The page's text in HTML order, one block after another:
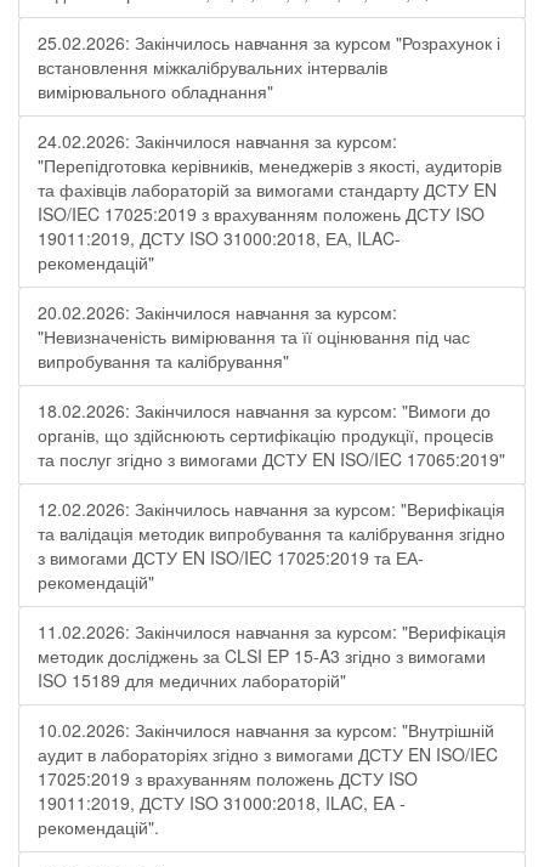
25.02.2026: Закінчилось навчання за курсом "Розрахунок і
встановлення міжкалібрувальних інтервалів
вимірювального обладнання"
24.02.2026: Закінчилося навчання за курсом:
"Перепідготовка керівників, менеджерів з якості, аудиторів
та фахівців лабораторій за вимогами стандарту ДСТУ EN
ISO/IEC 17025:2019 з врахуванням положень ДСТУ ISO
19011:2019, ДСТУ ISO 31000:2018, ЕА, ILAC-
рекомендацій"
20.02.2026: Закінчилося навчання за курсом:
"Невизначеність вимірювання та її оцінювання під час
випробування та калібрування"
18.02.2026: Закінчилося навчання за курсом: "Вимоги до
органів, що здійснюють сертифікацію продукції, процесів
та послуг згідно з вимогами ДСТУ EN ISO/IEC 17065:2019"
12.02.2026: Закінчилось навчання за курсом: "Верифікація
та валідація методик випробування та калібрування згідно
з вимогами ДСТУ EN ISO/IEC 17025:2019 та ЕА-
рекомендацій"
11.02.2026: Закінчилося навчання за курсом: "Верифікація
методик досліджень за CLSI EP 15-A3 згідно з вимогами
ISO 15189 для медичних лабораторій"
10.02.2026: Закінчилося навчання за курсом: "Внутрішній
аудит в лабораторіях згідно з вимогами ДСТУ EN ISO/IEC
17025:2019 з врахуванням положень ДСТУ ISO
19011:2019, ДСТУ ISO 31000:2018, ILAC, EA -
рекомендацій".